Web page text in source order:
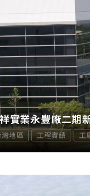
實業永豐廠二期
地區 工程實績 工